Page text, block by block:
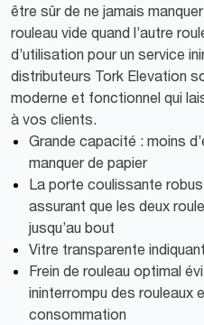
être sûr de ne jamais
rouleau vide quand l’autre
d’utilisation pour un service
distributeurs Tork Elevation
moderne et fonctionnel qui
à vos clients.
Grande capacité : moins
manquer de papier
La porte coulissante
assurant que les deux
jusqu’au bout
Vitre transparente
Frein de rouleau optimal
ininterrompu des rouleaux
consommation